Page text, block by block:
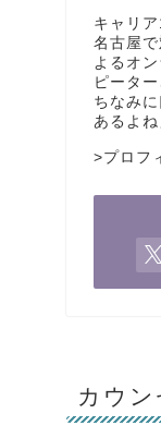
キャリ
名古屋
よるオ
ピータ
ちなみ
あるよね
>プロフ
カウ